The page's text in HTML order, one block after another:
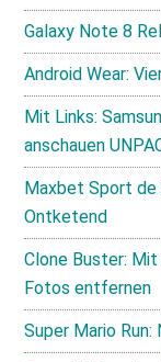
Galaxy Note 8
Android Wear:
Mit Links:
anschauen
Maxbet Sport de
Ontketend
Clone Buster:
Fotos entfernen
Super Mario